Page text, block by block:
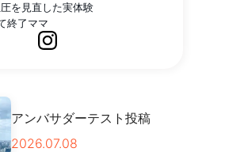
を見直した実体験
終了ママ
アンバサダーテスト投稿
2026.07.08